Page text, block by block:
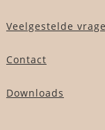
Veelgestelde
Contact
Downloads